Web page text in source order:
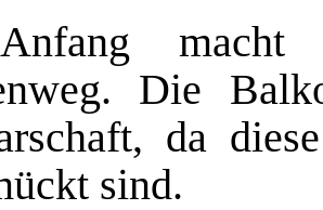
macht
Die
da
sind.